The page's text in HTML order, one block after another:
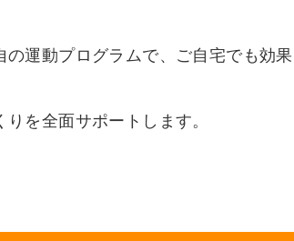
運動プログラムで、ご自宅でも効
を全面サポートします。